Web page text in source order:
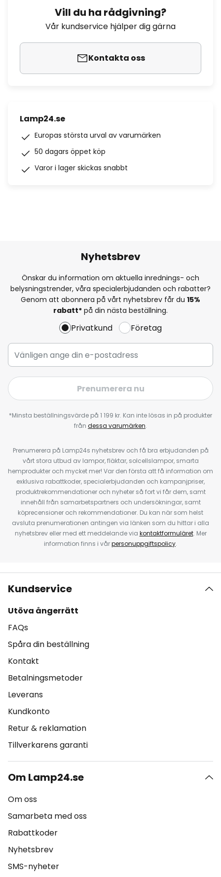
Vill du ha rådgivning?
Vår kundservice hjälper dig gärna
Kontakta oss
Lamp24.se
Europas största urval av varumärken
50 dagars öppet köp
Varor i lager skickas snabbt
Nyhetsbrev
Önskar du information om aktuella inrednings- och
belysningstrender, våra specialerbjudanden och rabatter?
Genom att abonnera på vårt nyhetsbrev får du 15%
rabatt* på din nästa beställning.
Privatkund Företag
Prenumerera nu
*Minsta beställningsvärde på 1 199 kr. Kan inte lösas in på produkter
från dessa varumärken.
Prenumerera på Lamp24s nyhetsbrev och få bra erbjudanden på
vårt stora utbud av lampor, fläktar, solcellslampor, smarta
hemprodukter och mycket mer! Var den första att få information om
exklusiva rabattkoder, specialerbjudanden och kampanjpriser,
produktrekommendationer och nyheter så fort vi får dem, samt
innehåll från samarbetspartners och undersökningar, samt
köprecensioner och rekommendationer. Du kan när som helst
avsluta prenumerationen antingen via länken som du hittar i alla
nyhetsbrev eller med ett meddelande via kontaktformuläret. Mer
information finns i vårpersonuppgiftspolicy.
Kundservice
Utöva ångerrätt
FAQs
Spåra din beställning
Kontakt
Betalningsmetoder
Leverans
Kundkonto
Retur & reklamation
Tillverkarens garanti
Om Lamp24.se
Om oss
Samarbeta med oss
Rabattkoder
Nyhetsbrev
SMS-nyheter